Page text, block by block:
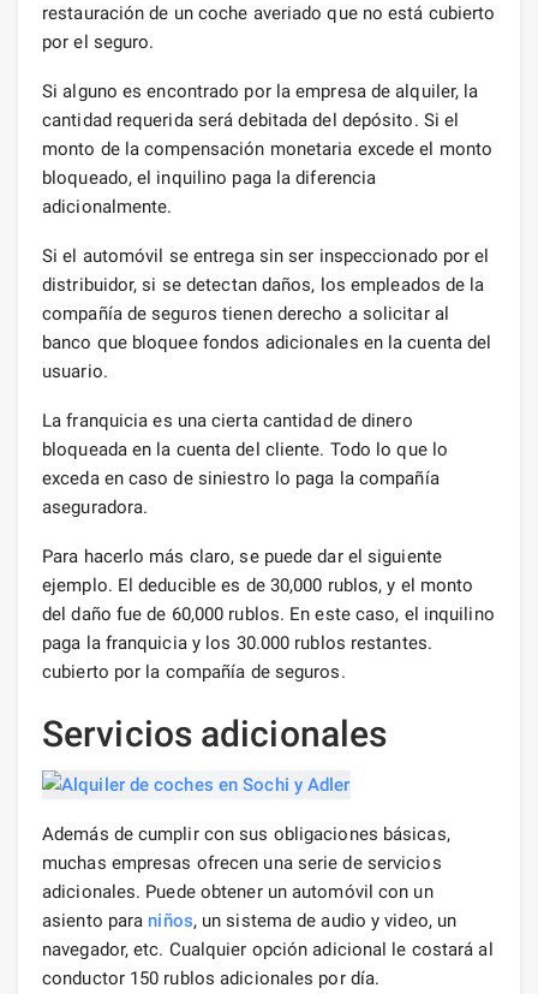
restauración de un coche averiado que no está cubierto
por el seguro.
Si alguno es encontrado por la empresa de alquiler, la
cantidad requerida será debitada del depósito. Si el
monto de la compensación monetaria excede el monto
bloqueado, el inquilino paga la diferencia
adicionalmente.
Si el automóvil se entrega sin ser inspeccionado por el
distribuidor, si se detectan daños, los empleados de la
compañía de seguros tienen derecho a solicitar al
banco que bloquee fondos adicionales en la cuenta del
usuario.
La franquicia es una cierta cantidad de dinero
bloqueada en la cuenta del cliente. Todo lo que lo
exceda en caso de siniestro lo paga la compañía
aseguradora.
Para hacerlo más claro, se puede dar el siguiente
ejemplo. El deducible es de 30,000 rublos, y el monto
del daño fue de 60,000 rublos. En este caso, el inquilino
paga la franquicia y los 30.000 rublos restantes.
cubierto por la compañía de seguros.
Servicios adicionales
Además de cumplir con sus obligaciones básicas,
muchas empresas ofrecen una serie de servicios
adicionales. Puede obtener un automóvil con un
asiento para niños, un sistema de audio y video, un
navegador, etc. Cualquier opción adicional le costará al
conductor 150 rublos adicionales por día.